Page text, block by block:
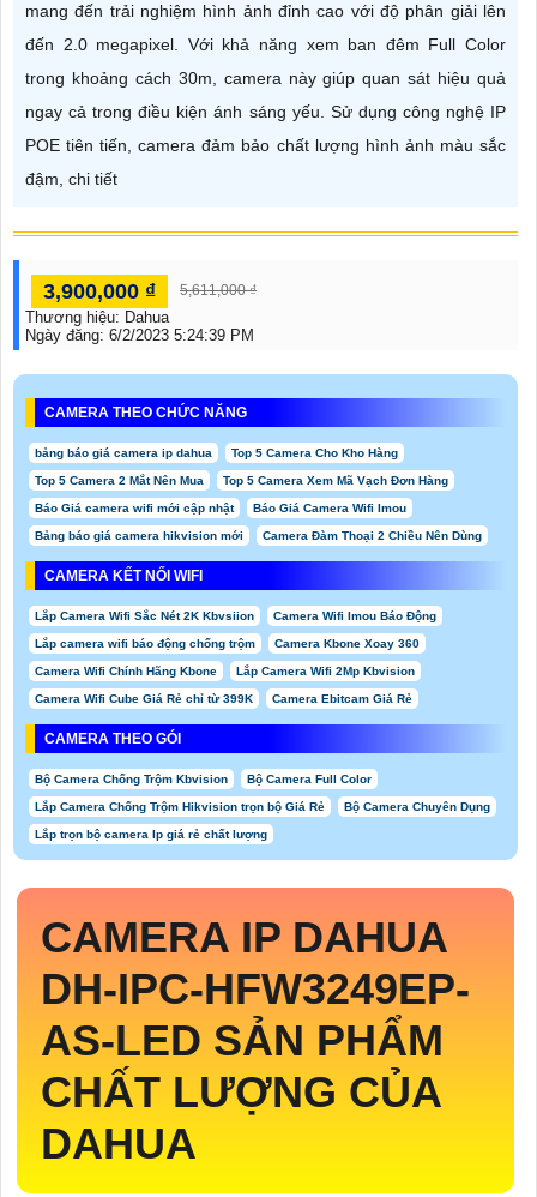
mang đến trải nghiệm hình ảnh đỉnh cao với độ phân giải lên
đến 2.0 megapixel. Với khả năng xem ban đêm Full Color
trong khoảng cách 30m, camera này giúp quan sát hiệu quả
ngay cả trong điều kiện ánh sáng yếu. Sử dụng công nghệ IP
POE tiên tiến, camera đảm bảo chất lượng hình ảnh màu sắc
đậm, chi tiết
3,900,000 ₫ 5,611,000 ₫
Thương hiệu: Dahua
Ngày đăng: 6/2/2023 5:24:39 PM
CAMERA THEO CHỨC NĂNG
bảng báo giá camera ip dahua Top 5 Camera Cho Kho Hàng
Top 5 Camera 2 Mắt Nên Mua Top 5 Camera Xem Mã Vạch Đơn Hàng
Báo Giá camera wifi mới cập nhật Báo Giá Camera Wifi Imou
Bảng báo giá camera hikvision mới Camera Đàm Thoại 2 Chiều Nên Dùng
CAMERA KẾT NỐI WIFI
Lắp Camera Wifi Sắc Nét 2K Kbvsiion Camera Wifi Imou Báo Động
Lắp camera wifi báo động chống trộm Camera Kbone Xoay 360
Camera Wifi Chính Hãng Kbone Lắp Camera Wifi 2Mp Kbvision
Camera Wifi Cube Giá Rẻ chỉ từ 399K Camera Ebitcam Giá Rẻ
CAMERA THEO GÓI
Bộ Camera Chống Trộm Kbvision Bộ Camera Full Color
Lắp Camera Chống Trộm Hikvision trọn bộ Giá Rẻ Bộ Camera Chuyên Dụng
Lắp trọn bộ camera Ip giá rẻ chất lượng
CAMERA IP DAHUA
DH-IPC-HFW3249EP-
AS-LED SẢN PHẨM
CHẤT LƯỢNG CỦA
DAHUA